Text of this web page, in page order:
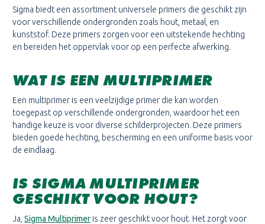
Sigma biedt een assortiment universele primers die geschikt zijn
voor verschillende ondergronden zoals hout, metaal, en
kunststof. Deze primers zorgen voor een uitstekende hechting
en bereiden het oppervlak voor op een perfecte afwerking.
WAT IS EEN MULTIPRIMER
Een multiprimer is een veelzijdige primer die kan worden
toegepast op verschillende ondergronden, waardoor het een
handige keuze is voor diverse schilderprojecten. Deze primers
bieden goede hechting, bescherming en een uniforme basis voor
de eindlaag.
IS SIGMA MULTIPRIMER
GESCHIKT VOOR HOUT?
Ja, Sigma Multiprimer is zeer geschikt voor hout. Het zorgt voor